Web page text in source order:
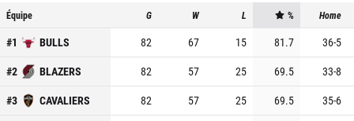
Équipe G W L % Home
#1 BULLS 82 67 15 81.7 36-5
#2 BLAZERS 82 57 25 69.5 33-8
#3 CAVALIERS 82 57 25 69.5 35-6